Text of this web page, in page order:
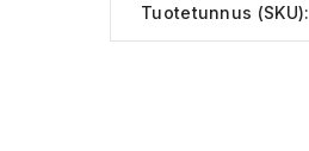
Tuotetunnus (SKU):